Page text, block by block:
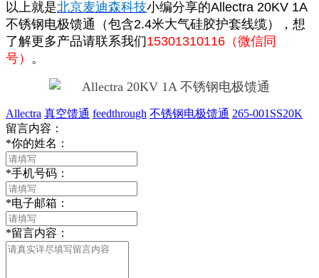
以上就是北京麦迪森科技小编分享的Allectra 20KV 1A
不锈钢电极馈通（包含2.4米大气硅胶护套线缆），想
了解更多产品请联系我们15301310116（微信同
号） 。
Allectra 真空馈通 feedthrough 不锈钢电极馈通 265-001SS20K
留言内容：
*你的姓名：
*手机号码：
*电子邮箱：
*留言内容：